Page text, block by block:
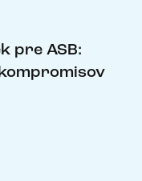
pre ASB: